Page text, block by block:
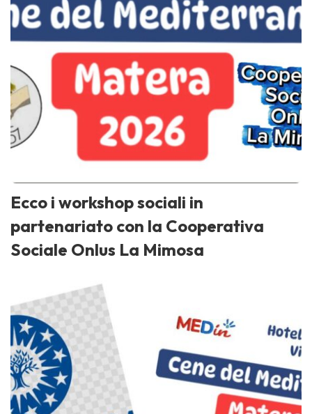
Ecco i workshop sociali in
partenariato con la Cooperativa
Sociale Onlus La Mimosa